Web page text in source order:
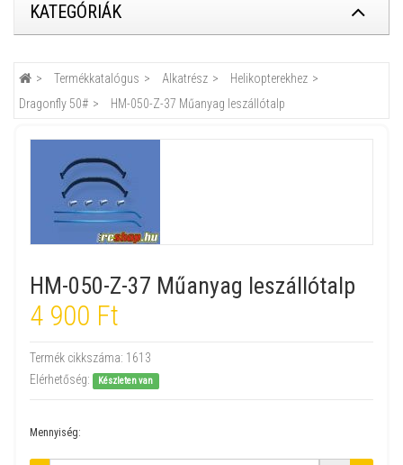
KATEGÓRIÁK
Termékkatalógus Alkatrész
Helikopterekhez
Dragonfly 50#
HM-050-Z-37 Műanyag leszállótalp
HM-050-Z-37 Műanyag leszállótalp
4 900 Ft
Termék cikkszáma: 1613
Elérhetőség:
Készleten van
Mennyiség: